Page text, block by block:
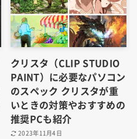
クリスタ（CLIP STUDIO
PAINT）に必要なパソコン
のスペック クリスタが重
いときの対策やおすすめの
推奨PCも紹介
2023年11月4日